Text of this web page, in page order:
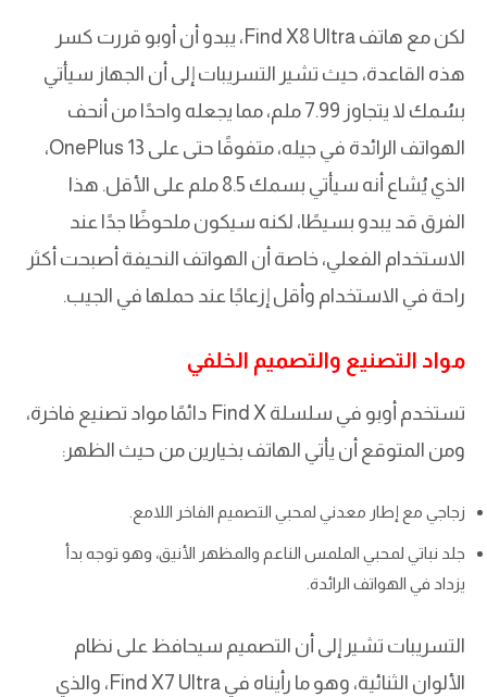
لكن مع هاتف Find X8 Ultra، يبدو أن أوبو قررت كسر
هذه القاعدة، حيث تشير التسريبات إلى أن الجهاز سيأتي
بسُمك لا يتجاوز 7.99 ملم، مما يجعله واحدًا من أنحف
الهواتف الرائدة في جيله، متفوقًا حتى على OnePlus 13،
الذي يُشاع أنه سيأتي بسمك 8.5 ملم على الأقل. هذا
الفرق قد يبدو بسيطًا، لكنه سيكون ملحوظًا جدًا عند
الاستخدام الفعلي، خاصة أن الهواتف النحيفة أصبحت أكثر
راحة في الاستخدام وأقل إزعاجًا عند حملها في الجيب.
مواد التصنيع والتصميم الخلفي
تستخدم أوبو في سلسلة Find X دائمًا مواد تصنيع فاخرة،
ومن المتوقع أن يأتي الهاتف بخيارين من حيث الظهر:
زجاجي مع إطار معدني لمحبي التصميم الفاخر اللامع.
جلد نباتي لمحبي الملمس الناعم والمظهر الأنيق، وهو توجه بدأ
يزداد في الهواتف الرائدة.
التسريبات تشير إلى أن التصميم سيحافظ على نظام
الألوان الثنائية، وهو ما رأيناه في Find X7 Ultra، والذي